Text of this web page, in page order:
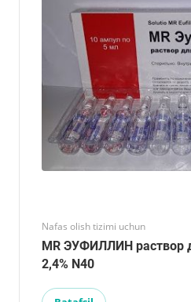
Nafas olish tizimi uchun
MR ЭУФИЛЛИН раствор
2,4% N40